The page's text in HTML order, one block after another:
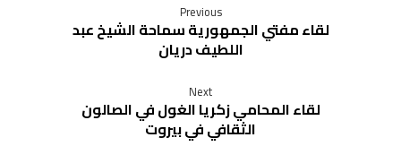
Previous
لقاء مفتي الجمهورية سماحة الشيخ عبد
اللطيف دريان
Next
لقاء المحامي زكريا الغول في الصالون
الثقافي في بيروت